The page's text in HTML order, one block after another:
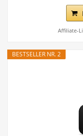
Affiliate-
BESTSELLER NR. 2